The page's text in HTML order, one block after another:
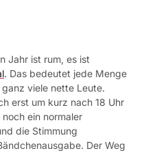
Jahr ist rum, es ist
. Das bedeutet jede Menge
viele nette Leute.
erst um kurz nach 18 Uhr
ein normaler
die Stimmung
Der Weg